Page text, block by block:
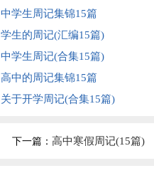
中学生周记集锦15篇
学生的周记(汇编15篇)
中学生周记(合集15篇)
高中的周记集锦15篇
关于开学周记(合集15篇)
下一篇： 高中寒假周记(15篇)